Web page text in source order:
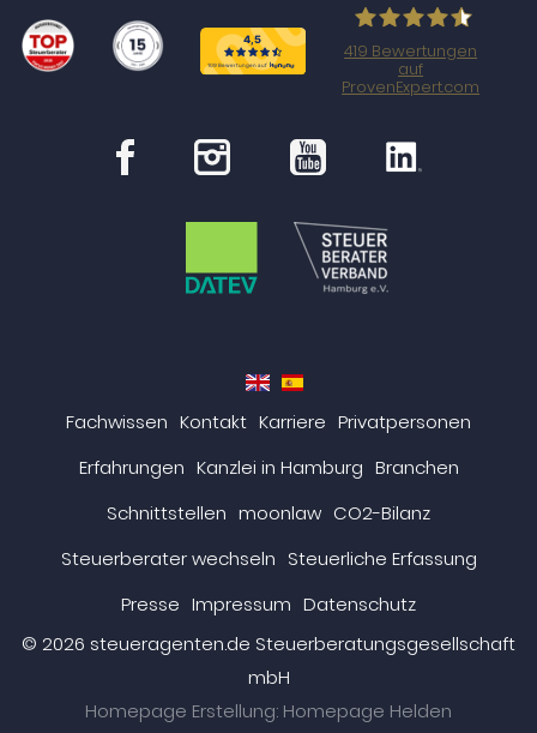
steueragenten.de
419 Bewertungen
auf
ProvenExpert.com
en es
Fachwissen Kontakt Karriere Privatpersonen
Erfahrungen Kanzlei in Hamburg Branchen
Schnittstellen moonlaw CO2-Bilanz
Steuerberater wechseln Steuerliche Erfassung
Presse Impressum Datenschutz
© 2026 steueragenten.de Steuerberatungsgesellschaft
mbH
Homepage Erstellung: Homepage Helden